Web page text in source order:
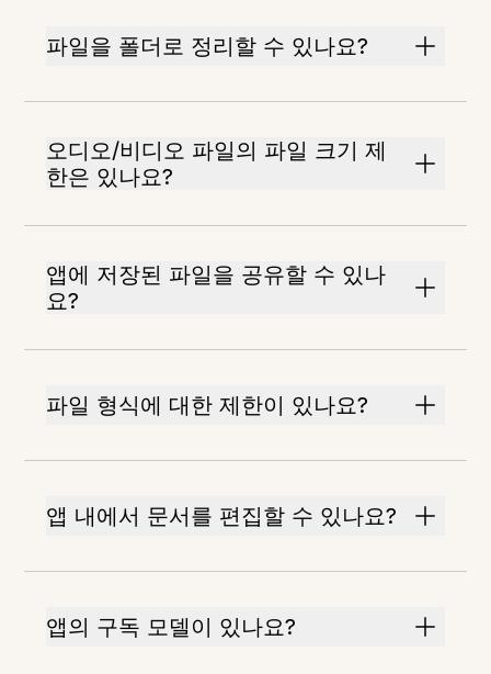
파일을 폴더로 정리할 수 있나요?
오디오/비디오 파일의 파일 크기 제
한은 있나요?
앱에 저장된 파일을 공유할 수 있나
요?
파일 형식에 대한 제한이 있나요?
앱 내에서 문서를 편집할 수 있나요?
앱의 구독 모델이 있나요?